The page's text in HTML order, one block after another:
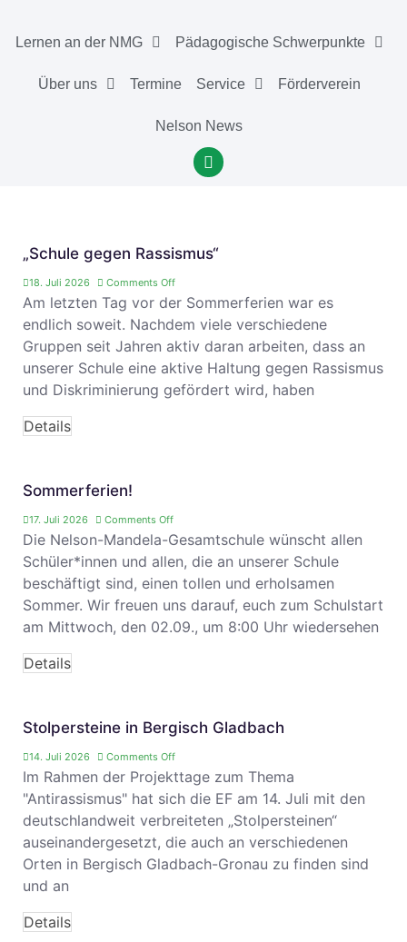
Lernen an der NMG Pädagogische Schwerpunkte
Über uns Termine Service Förderverein
Nelson News
„Schule gegen Rassismus“
18. Juli 2026 Comments Off
Am letzten Tag vor der Sommerferien war es
endlich soweit. Nachdem viele verschiedene
Gruppen seit Jahren aktiv daran arbeiten, dass an
unserer Schule eine aktive Haltung gegen Rassismus
und Diskriminierung gefördert wird, haben
Details
Sommerferien!
17. Juli 2026 Comments Off
Die Nelson-Mandela-Gesamtschule wünscht allen
Schüler*innen und allen, die an unserer Schule
beschäftigt sind, einen tollen und erholsamen
Sommer. Wir freuen uns darauf, euch zum Schulstart
am Mittwoch, den 02.09., um 8:00 Uhr wiedersehen
Details
Stolpersteine in Bergisch Gladbach
14. Juli 2026 Comments Off
Im Rahmen der Projekttage zum Thema
"Antirassismus" hat sich die EF am 14. Juli mit den
deutschlandweit verbreiteten „Stolpersteinen“
auseinandergesetzt, die auch an verschiedenen
Orten in Bergisch Gladbach-Gronau zu finden sind
und an
Details